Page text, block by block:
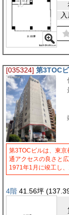
[035324] 第3TOC
第3TOCビルは、東
通アクセスの良さと
1971年1月に竣工し
4階 41.56坪